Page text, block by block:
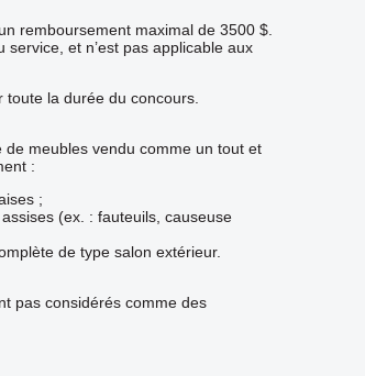
remboursement maximal de 3500 $.
et n’est pas applicable aux
la durée du concours.
meubles vendu comme un tout et
:
;
(ex. : fauteuils, causeuse
de type salon extérieur.
pas considérés comme des